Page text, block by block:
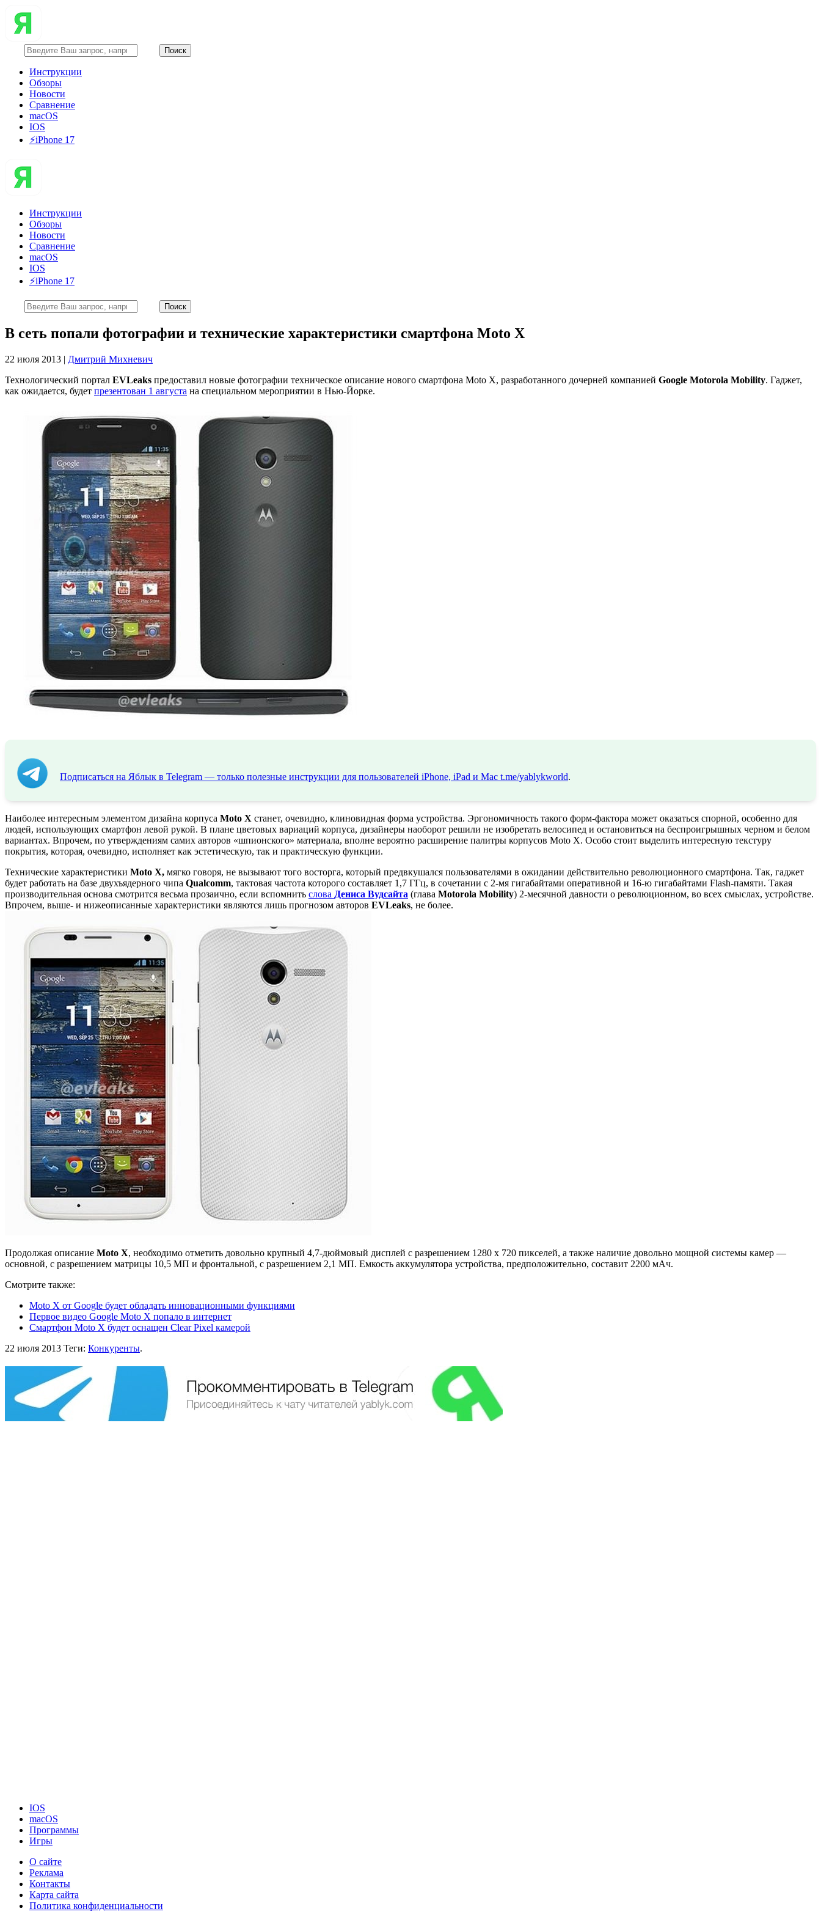
Инструкции
Обзоры
Новости
Сравнение
macOS
IOS
⚡️iPhone 17
Инструкции
Обзоры
Новости
Сравнение
macOS
IOS
⚡️iPhone 17
В сеть попали фотографии и технические характеристики смартфона Moto X
22 июля 2013 | Дмитрий Михневич
Технологический портал EVLeaks предоставил новые фотографии техническое описание нового смартфона Moto X, разработанного дочерней компанией Google Motorola Mobility. Гаджет,
как ожидается, будет презентован 1 августа на специальном мероприятии в Нью-Йорке.
Подписаться на Яблык в Telegram — только полезные инструкции для пользователей iPhone, iPad и Mac t.me/yablykworld.
Наиболее интересным элементом дизайна корпуса Moto X станет, очевидно, клиновидная форма устройства. Эргономичность такого форм-фактора может оказаться спорной, особенно для
людей, использующих смартфон левой рукой. В плане цветовых вариаций корпуса, дизайнеры наоборот решили не изобретать велосипед и остановиться на беспроигрышных черном и белом
вариантах. Впрочем, по утверждениям самих авторов «шпионского» материала, вполне вероятно расширение палитры корпусов Moto X. Особо стоит выделить интересную текстуру
покрытия, которая, очевидно, исполняет как эстетическую, так и практическую функции.
Технические характеристики Moto X, мягко говоря, не вызывают того восторга, который предвкушался пользователями в ожидании действительно революционного смартфона. Так, гаджет
будет работать на базе двухъядерного чипа Qualcomm, тактовая частота которого составляет 1,7 ГГц, в сочетании с 2-мя гигабайтами оперативной и 16-ю гигабайтами Flash-памяти. Такая
производительная основа смотрится весьма прозаично, если вспомнить слова Дениса Вудсайта (глава Motorola Mobility) 2-месячной давности о революционном, во всех смыслах, устройстве.
Впрочем, выше- и нижеописанные характеристики являются лишь прогнозом авторов EVLeaks, не более.
Продолжая описание Moto X, необходимо отметить довольно крупный 4,7-дюймовый дисплей с разрешением 1280 х 720 пикселей, а также наличие довольно мощной системы камер —
основной, с разрешением матрицы 10,5 МП и фронтальной, с разрешением 2,1 МП. Емкость аккумулятора устройства, предположительно, составит 2200 мАч.
Смотрите также:
Moto X от Google будет обладать инновационными функциями
Первое видео Google Moto X попало в интернет
Смартфон Moto X будет оснащен Clear Pixel камерой
22 июля 2013 Теги: Конкуренты.
IOS
macOS
Программы
Игры
О сайте
Реклама
Контакты
Карта сайта
Политика конфиденциальности